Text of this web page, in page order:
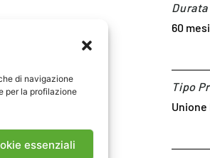
di navigazione
per la profilazione
essenziali
All the major
Electricity
external TSO
with the real
60 mesi
Tipo